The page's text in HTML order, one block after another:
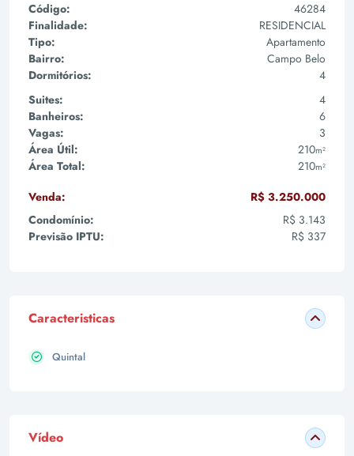
Código:
46284
Finalidade:
RESIDENCIAL
Tipo:
Apartamento
Bairro:
Campo Belo
Dormitórios:
4
Suites:
4
Banheiros:
6
Vagas:
3
Área Útil:
210m²
Área Total: 210m²
Venda:
R$ 3.250.000
Condomínio:
R$ 3.143
Previsão IPTU:
R$ 337
Caracteristicas
Quintal
Vídeo